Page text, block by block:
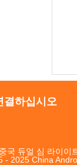
결하십시오
중국 듀얼 심 라이이
- 2025 China